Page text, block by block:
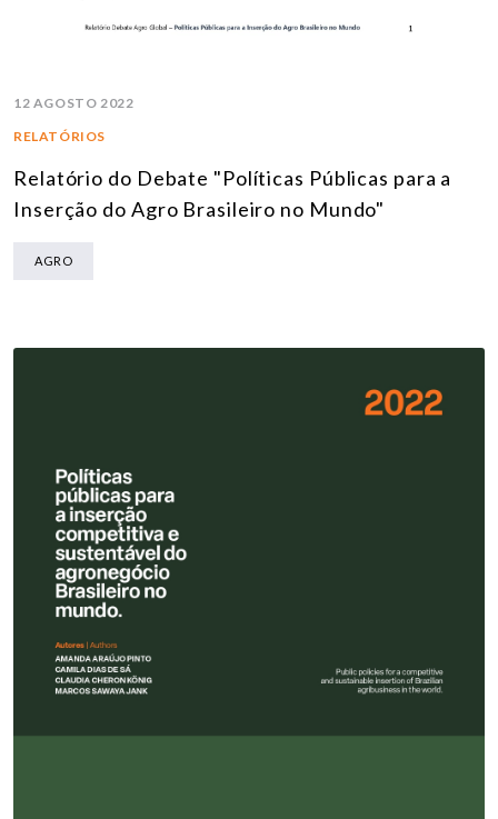
12 AGOSTO 2022
RELATÓRIOS
Relatório do Debate "Políticas Públicas para a
Inserção do Agro Brasileiro no Mundo"
AGRO